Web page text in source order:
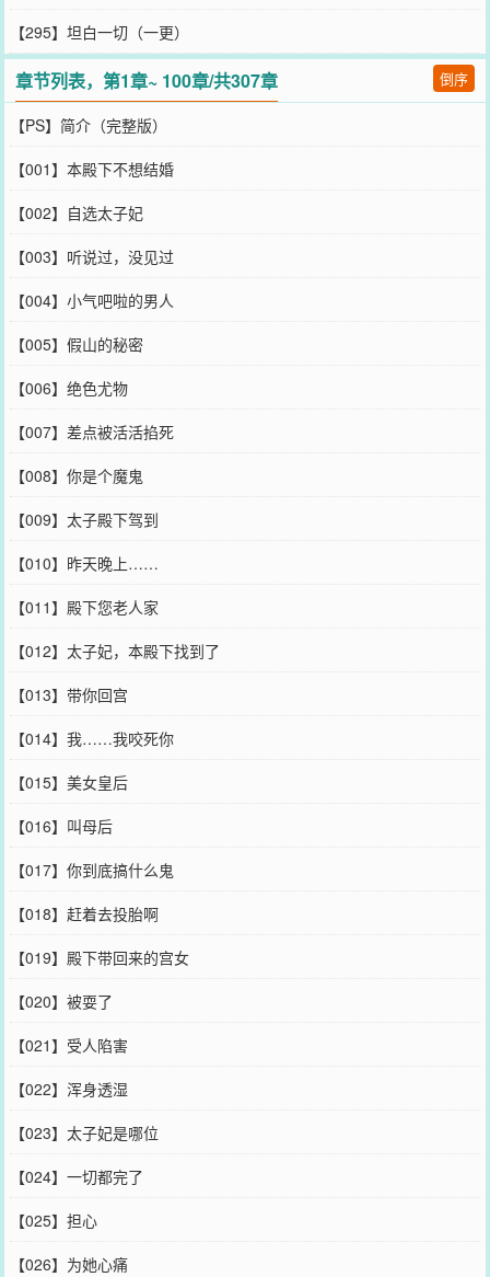
【295】坦白一切（一更）
章节列表，第1章~ 100章/共307章 倒序
【PS】简介（完整版）
【001】本殿下不想结婚
【002】自选太子妃
【003】听说过，没见过
【004】小气吧啦的男人
【005】假山的秘密
【006】绝色尤物
【007】差点被活活掐死
【008】你是个魔鬼
【009】太子殿下驾到
【010】昨天晚上……
【011】殿下您老人家
【012】太子妃，本殿下找到了
【013】带你回宫
【014】我……我咬死你
【015】美女皇后
【016】叫母后
【017】你到底搞什么鬼
【018】赶着去投胎啊
【019】殿下带回来的宫女
【020】被耍了
【021】受人陷害
【022】浑身透湿
【023】太子妃是哪位
【024】一切都完了
【025】担心
【026】为她心痛